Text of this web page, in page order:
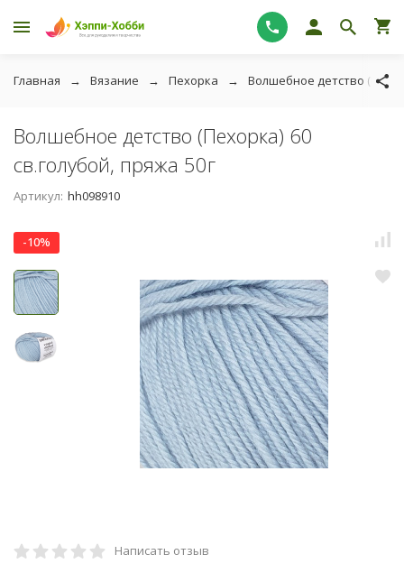
Главная Вязание Пехорка Волшебное детство
Волшебное детство (Пехорка) 60
св.голубой, пряжа 50г
Артикул: hh098910
-10%
Написать отзыв